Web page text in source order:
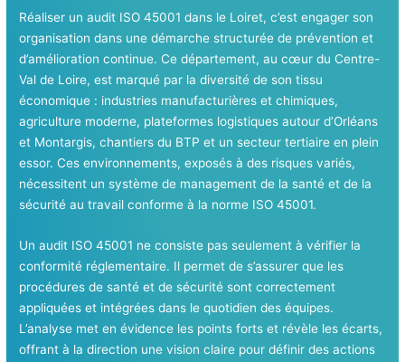
Réaliser un audit ISO 45001 dans le Loiret, c’est engager son
organisation dans une démarche structurée de prévention et
d’amélioration continue. Ce département, au cœur du Centre-
Val de Loire, est marqué par la diversité de son tissu
économique : industries manufacturières et chimiques,
agriculture moderne, plateformes logistiques autour d’Orléans
et Montargis, chantiers du BTP et un secteur tertiaire en plein
essor. Ces environnements, exposés à des risques variés,
nécessitent un système de management de la santé et de la
sécurité au travail conforme à la norme ISO 45001.
Un audit ISO 45001 ne consiste pas seulement à vérifier la
conformité réglementaire. Il permet de s’assurer que les
procédures de santé et de sécurité sont correctement
appliquées et intégrées dans le quotidien des équipes.
L’analyse met en évidence les points forts et révèle les écarts,
offrant à la direction une vision claire pour définir des actions